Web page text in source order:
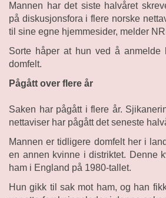
Mannen har det siste halvåret
på diskusjonsfora i flere norske
til sine egne hjemmesider, melder
Sorte håper at hun ved å anmelde
domfelt.
Pågått over flere år
Saken har pågått i flere år.
nettaviser har pågått det seneste
Mannen er tidligere domfelt her i
en annen kvinne i distriktet. Denne
ham i England på 1980-tallet.
Hun gikk til sak mot ham, og han